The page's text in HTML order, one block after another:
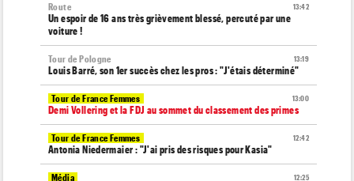
13:42
Route
Un espoir de 16 ans très grièvement blessé, percuté par une
voiture !
13:19
Tour de Pologne
Louis Barré, son 1er succès chez les pros : "J'étais déterminé"
13:00
Tour de France Femmes
Demi Vollering et la FDJ au sommet du classement des primes
12:42
Tour de France Femmes
Antonia Niedermaier : "J'ai pris des risques pour Kasia"
12:25
Média